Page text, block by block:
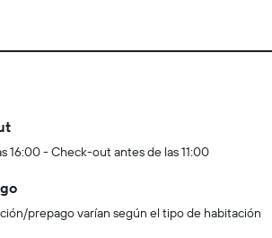
16:00 - Check-out antes de las 11:00
prepago varían según el tipo de habitación